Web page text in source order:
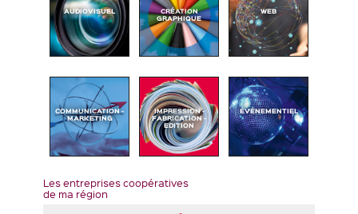
AUDIOVISUEL CRÉATION
GRAPHIQUE
WEB
COMMUNICATION -
MARKETING
IMPRESSION -
FABRICATION -
EDITION
ÉVÉNEMENTIEL
Les entreprises coopératives
de ma région